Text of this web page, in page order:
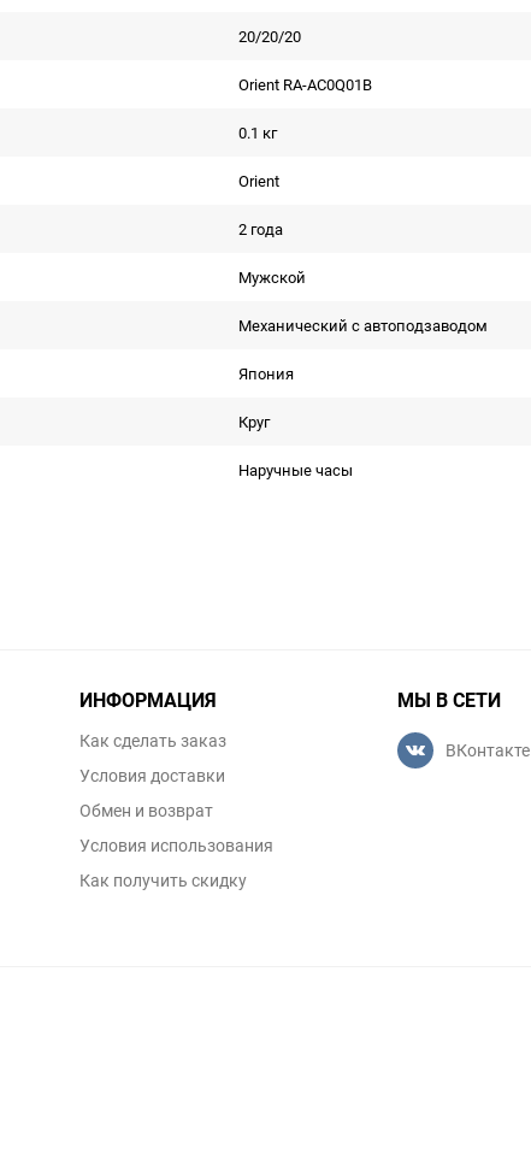
20/20/20
Orient RA-AC0Q01B
0.1 кг
Orient
2 года
Мужской
Механический с автоподзаводом
Япония
Круг
Наручные часы
ИНФОРМАЦИЯ
Как сделать заказ
Условия доставки
Обмен и возврат
Условия использования
Как получить скидку
МЫ В СЕТИ
ВКонтакте